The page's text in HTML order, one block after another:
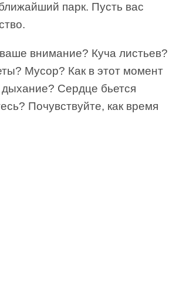
парк. Пусть вас
внимание? Куча листьев?
Мусор? Как в этот момент
Сердце бьется
Почувствуйте, как время